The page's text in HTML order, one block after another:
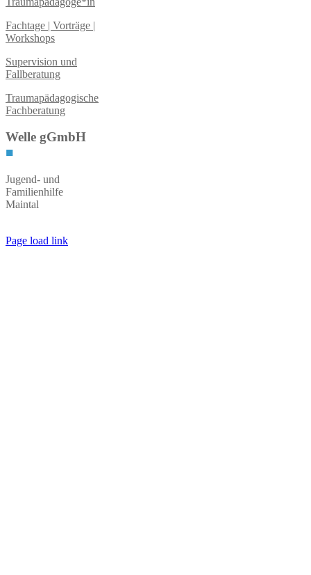
Fachtage | Vorträge |
Workshops
Supervision und
Fallberatung
Traumapädagogische
Fachberatung
Welle gGmbH
■
Jugend- und
Familienhilfe
Maintal
Page load link